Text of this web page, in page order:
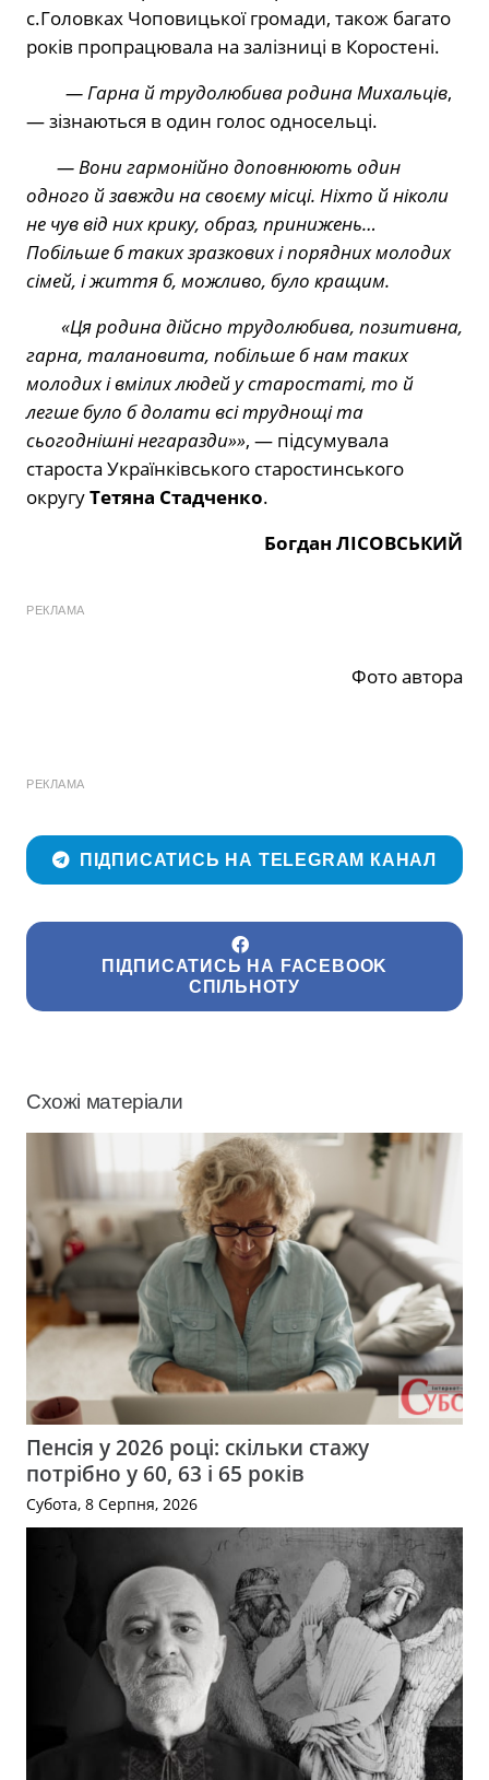
с.Головках Чоповицької громади, також багато
років пропрацювала на залізниці в Коростені.
— Гарна й трудолюбива родина Михальців,
— зізнаються в один голос односельці.
— Вони гармонійно доповнюють один
одного й завжди на своєму місці. Ніхто й ніколи
не чув від них крику, образ, принижень…
Побільше б таких зразкових і порядних молодих
сімей, і життя б, можливо, було кращим.
«Ця родина дійсно трудолюбива, позитивна,
гарна, талановита, побільше б нам таких
молодих і вмілих людей у старостаті, то й
легше було б долати всі труднощі та
сьогоднішні негаразди»», — підсумувала
староста Українківського старостинського
округуТетяна Стадченко.
Богдан ЛІСОВСЬКИЙ
РЕКЛАМА
Фото автора
РЕКЛАМА
ПІДПИСАТИСЬ НА TELEGRAM КАНАЛ
ПІДПИСАТИСЬ НА FACEBOOK
СПІЛЬНОТУ
Схожі матеріали
Пенсія у 2026 році: скільки стажу
потрібно у 60, 63 і 65 років
Субота, 8 Серпня, 2026